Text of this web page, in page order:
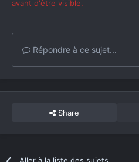
avant d'être visible.
Répondre à ce sujet...
Share